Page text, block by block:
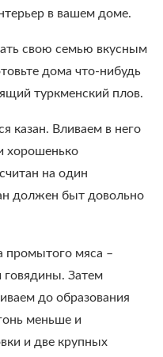
в вашем доме.
свою семью вкусным
дома что-нибудь
туркменский плов.
казан. Вливаем в него
хорошенько
на один
должен быт довольно
промытого мяса –
говядины. Затем
до образования
меньше и
и две крупных